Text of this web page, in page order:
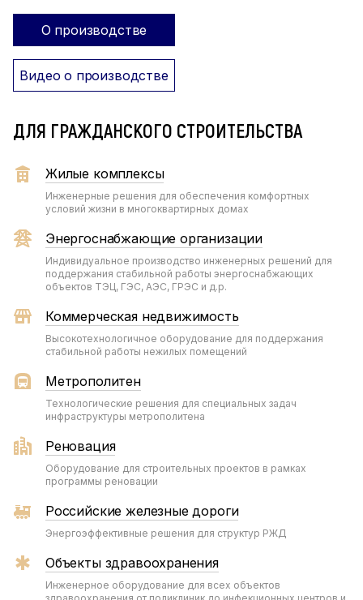
О производстве
Видео о производстве
ДЛЯ ГРАЖДАНСКОГО СТРОИТЕЛЬСТВА
Жилые комплексы
Инженерные решения для обеспечения комфортных
условий жизни в многоквартирных домах
Энергоснабжающие организации
Индивидуальное производство инженерных решений для
поддержания стабильной работы энергоснабжающих
объектов ТЭЦ, ГЭС, АЭС, ГРЭС и д.р.
Коммерческая недвижимость
Высокотехнологичное оборудование для поддержания
стабильной работы нежилых помещений
Метрополитен
Технологические решения для специальных задач
инфраструктуры метрополитена
Реновация
Оборудование для строительных проектов в рамках
программы реновации
Российские железные дороги
Энергоэффективные решения для структур РЖД
Объекты здравоохранения
Инженерное оборудование для всех объектов